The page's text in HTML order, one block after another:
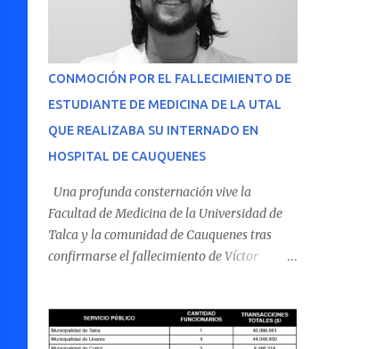
CONMOCIÓN POR EL FALLECIMIENTO DE
ESTUDIANTE DE MEDICINA DE LA UTAL
QUE REALIZABA SU INTERNADO EN
HOSPITAL DE CAUQUENES
Una profunda consternación vive la
Facultad de Medicina de la Universidad de
Talca y la comunidad de Cauquenes tras
confirmarse el fallecimiento de Víctor
Cauquenes. De acuerdo con los antecedentes
conocidos, el joven se presentó a cumplir su